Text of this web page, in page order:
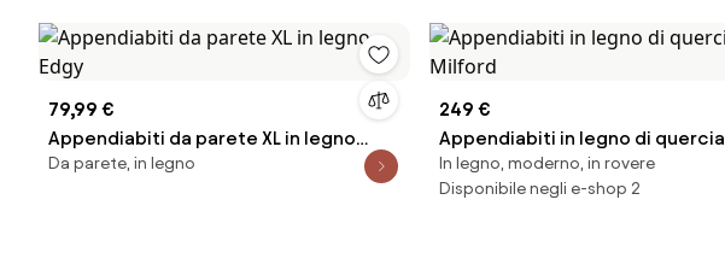
79,99 €
Appendiabiti da parete XL in legno
Edgy
Da parete, in legno
249 €
Appendiabiti in legno di quercia
Milford
In legno, moderno, in rovere
Disponibile negli e-shop 2